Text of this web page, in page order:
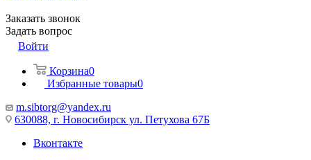
Заказать звонок
Задать вопрос
Войти
Корзина0
Избранные товары0
m.sibtorg@yandex.ru
630088, г. Новосибирск ул. Петухова 67Б
Вконтакте